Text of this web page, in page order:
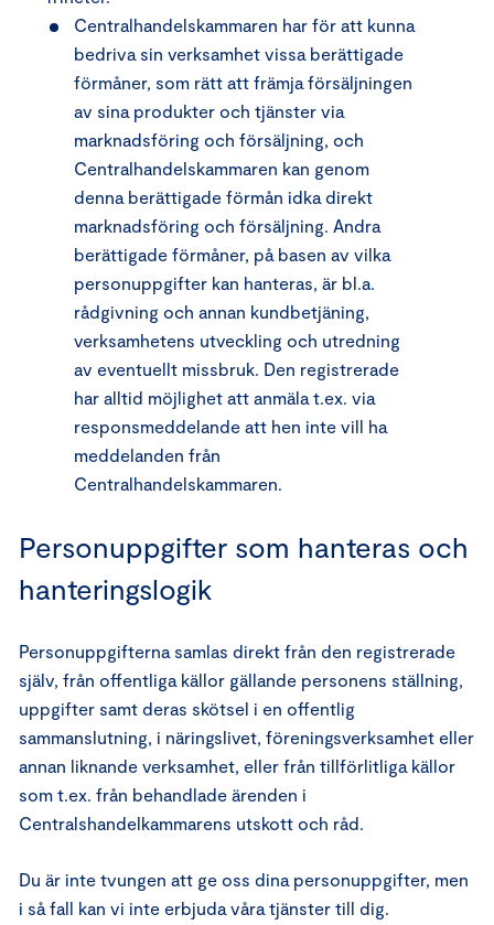
Centralhandelskammaren har för att kunna
bedriva sin verksamhet vissa berättigade
förmåner, som rätt att främja försäljningen
av sina produkter och tjänster via
marknadsföring och försäljning, och
Centralhandelskammaren kan genom
denna berättigade förmån idka direkt
marknadsföring och försäljning. Andra
berättigade förmåner, på basen av vilka
personuppgifter kan hanteras, är bl.a.
rådgivning och annan kundbetjäning,
verksamhetens utveckling och utredning
av eventuellt missbruk. Den registrerade
har alltid möjlighet att anmäla t.ex. via
responsmeddelande att hen inte vill ha
meddelanden från
Centralhandelskammaren.
Personuppgifter som hanteras och
hanteringslogik
Personuppgifterna samlas direkt från den registrerade
själv, från offentliga källor gällande personens ställning,
uppgifter samt deras skötsel i en offentlig
sammanslutning, i näringslivet, föreningsverksamhet eller
annan liknande verksamhet, eller från tillförlitliga källor
som t.ex. från behandlade ärenden i
Centralshandelkammarens utskott och råd.
Du är inte tvungen att ge oss dina personuppgifter, men
i så fall kan vi inte erbjuda våra tjänster till dig.